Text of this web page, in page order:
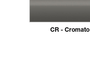
CR - Cromato